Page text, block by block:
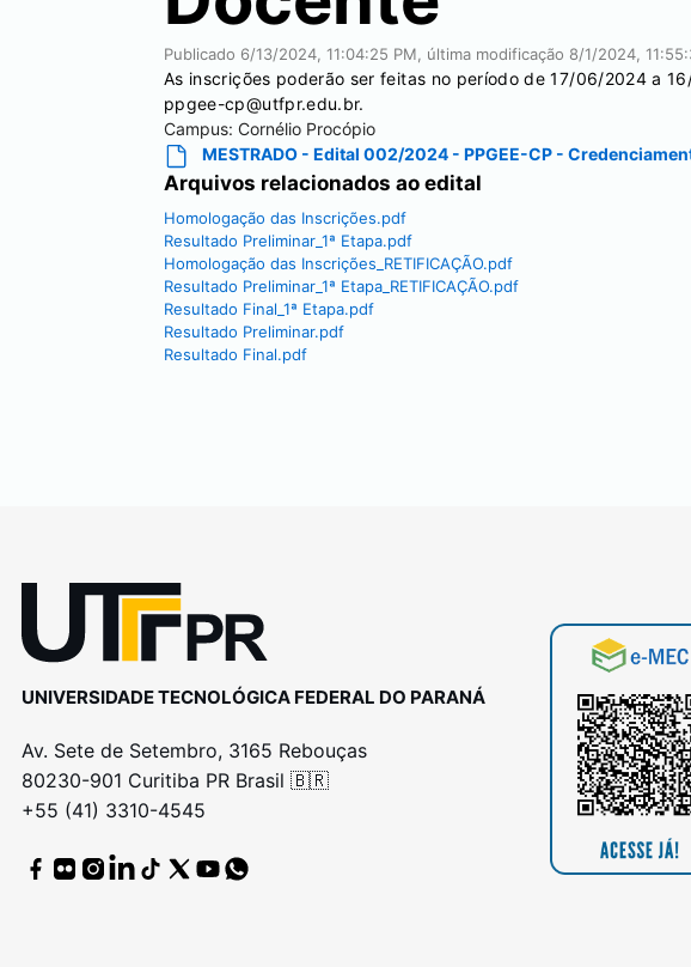
Publicado 6/13/2024, 11:04:25 PM , última modificação 8/1/2024,
As inscrições poderão ser feitas no período de 17/06/2024 a
ppgee-cp@utfpr.edu.br.
Campus: Cornélio Procópio
MESTRADO - Edital 002/2024 - PPGEE-CP -
Arquivos relacionados ao edital
Homologação das Inscrições.pdf
Resultado Preliminar_1ª Etapa.pdf
Homologação das Inscrições_RETIFICAÇÃO.pdf
Resultado Preliminar_1ª Etapa_RETIFICAÇÃO.pdf
Resultado Final_1ª Etapa.pdf
Resultado Preliminar.pdf
Resultado Final.pdf
UNIVERSIDADE TECNOLÓGICA FEDERAL DO PARANÁ
Av. Sete de Setembro, 3165 Rebouças
80230-901 Curitiba PR Brasil 🇧🇷
+55 (41) 3310-4545